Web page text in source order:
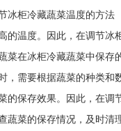
柜冷藏蔬菜温度的方法
的温度。因此，在调节
菜在冰柜冷藏蔬菜中保存
，需要根据蔬菜的种类
的保存效果。因此，在
蔬菜的保存情况，及